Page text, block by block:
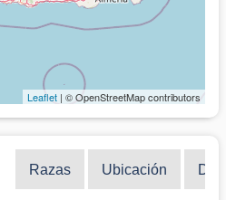
Leaflet | © OpenStreetMap contributors
Razas Ubicación